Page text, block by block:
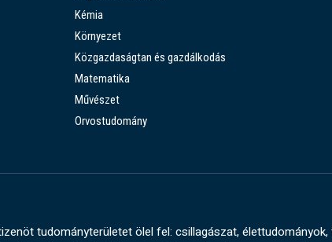
Kémia
Környezet
Közgazdaságtan és gazdálkodás
Matematika
Művészet
Orvostudomány
tudományterületet ölel fel: csillagászat,